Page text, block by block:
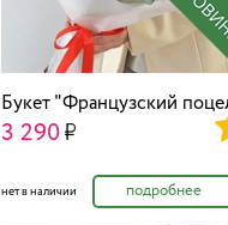
Букет "Французский
3 290
нет в наличии подробнее